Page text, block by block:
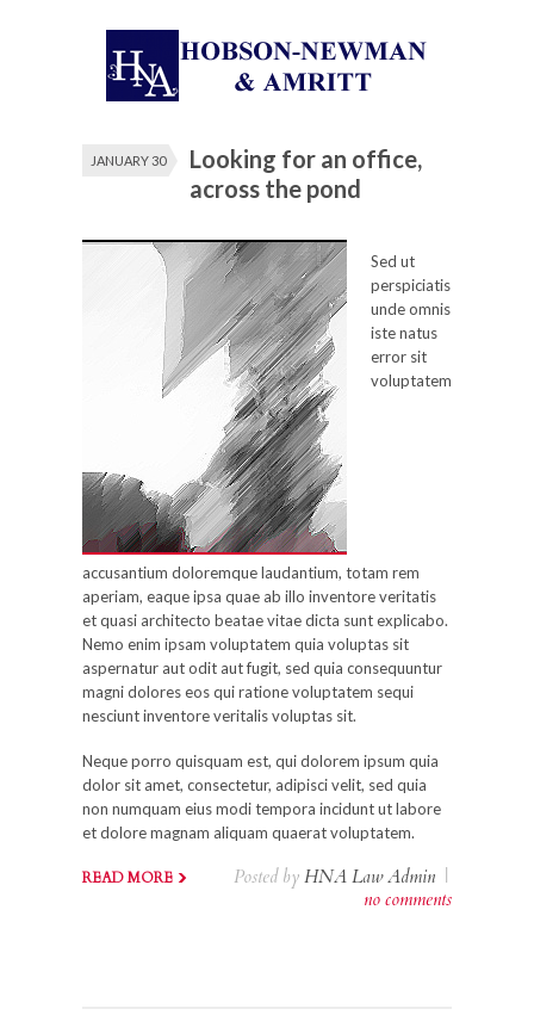
JANUARY 30
Looking for an office,
across the pond
Sed ut
perspiciatis
unde omnis
iste natus
error sit
voluptatem
accusantium doloremque laudantium, totam rem
aperiam, eaque ipsa quae ab illo inventore veritatis
et quasi architecto beatae vitae dicta sunt explicabo.
Nemo enim ipsam voluptatem quia voluptas sit
aspernatur aut odit aut fugit, sed quia consequuntur
magni dolores eos qui ratione voluptatem sequi
nesciunt inventore veritalis voluptas sit.
Neque porro quisquam est, qui dolorem ipsum quia
dolor sit amet, consectetur, adipisci velit, sed quia
non numquam eius modi tempora incidunt ut labore
et dolore magnam aliquam quaerat voluptatem.
READ MORE Posted by HNA Law Admin |
no comments